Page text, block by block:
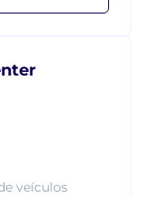
veículos